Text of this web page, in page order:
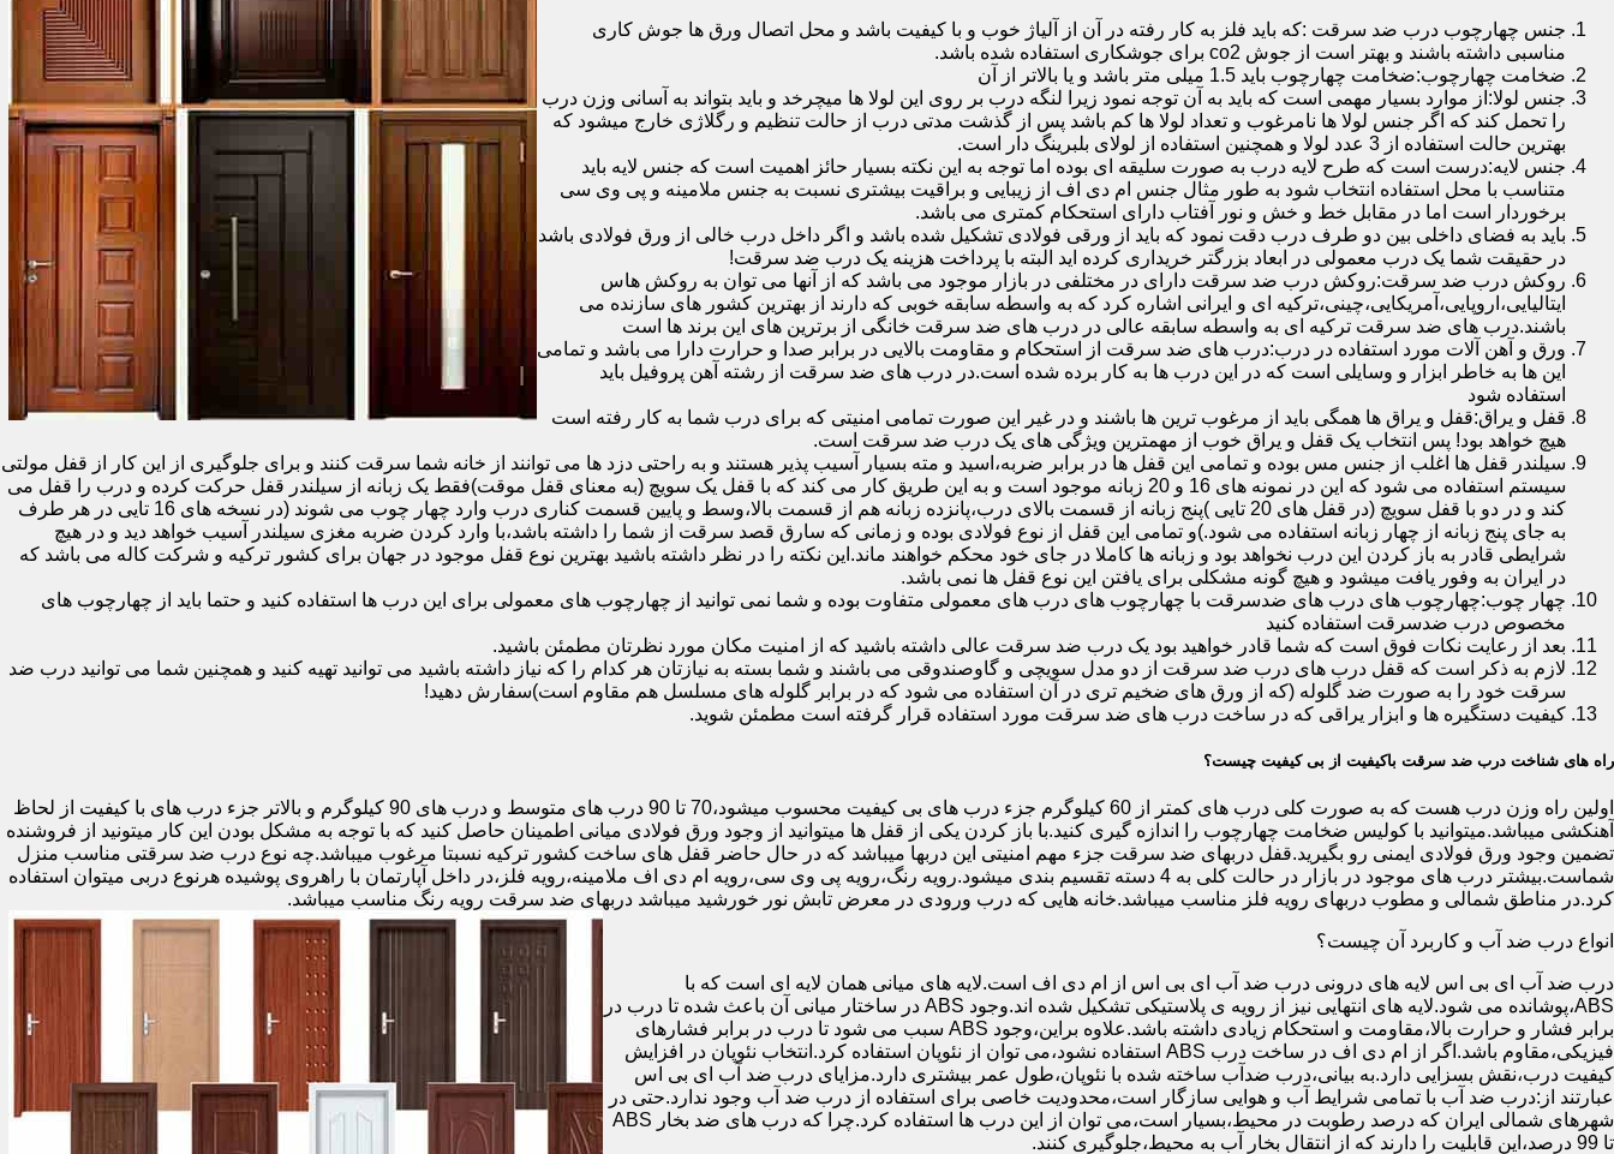
جنس چهارچوب درب ضد سرقت :که باید فلز به کار رفته در آن از آلیاژ خوب و با کیفیت باشد و محل اتصال ورق ها جوش کاری
مناسبی داشته باشند و بهتر است از جوش co2 برای جوشکاری استفاده شده باشد.
ضخامت چهارچوب:ضخامت چهارچوب باید 1.5 میلی متر باشد و یا بالاتر از آن
جنس لولا:از موارد بسیار مهمی است که باید به آن توجه نمود زیرا لنگه درب بر روی این لولا ها میچرخد و باید بتواند به آسانی وزن درب
را تحمل کند که اگر جنس لولا ها نامرغوب و تعداد لولا ها کم باشد پس از گذشت مدتی درب از حالت تنظیم و رگلاژی خارج میشود که
بهترین حالت استفاده از 3 عدد لولا و همچنین استفاده از لولای بلبرینگ دار است.
جنس لایه:درست است که طرح لایه درب به صورت سلیقه ای بوده اما توجه به این نکته بسیار حائز اهمیت است که جنس لایه باید
متناسب با محل استفاده انتخاب شود به طور مثال جنس ام دی اف از زیبایی و براقیت بیشتری نسبت به جنس ملامینه و پی وی سی
برخوردار است اما در مقابل خط و خش و نور آفتاب دارای استحکام کمتری می باشد.
باید به فضای داخلی بین دو طرف درب دقت نمود که باید از ورقی فولادی تشکیل شده باشد و اگر داخل درب خالی از ورق فولادی باشد
در حقیقت شما یک درب معمولی در ابعاد بزرگتر خریداری کرده اید البته با پرداخت هزینه یک درب ضد سرقت!
روکش درب ضد سرقت:روکش درب ضد سرقت دارای در مختلفی در بازار موجود می باشد که از آنها می توان به روکش هاس
ایتالیایی،اروپایی،آمریکایی،چینی،ترکیه ای و ایرانی اشاره کرد که به واسطه سابقه خوبی که دارند از بهترین کشور های سازنده می
باشند.درب های ضد سرقت ترکیه ای به واسطه سابقه عالی در درب های ضد سرقت خانگی از برترین های این برند ها است
ورق و آهن آلات مورد استفاده در درب:درب های ضد سرقت از استحکام و مقاومت بالایی در برابر صدا و حرارت دارا می باشد و تمامی
این ها به خاطر ابزار و وسایلی است که در این درب ها به کار برده شده است.در درب های ضد سرقت از رشته آهن پروفیل باید
استفاده شود
قفل و یراق:قفل و یراق ها همگی باید از مرغوب ترین ها باشند و در غیر این صورت تمامی امنیتی که برای درب شما به کار رفته است
هیچ خواهد بود! پس انتخاب یک قفل و یراق خوب از مهمترین ویژگی های یک درب ضد سرقت است.
سیلندر قفل ها اغلب از جنس مس بوده و تمامی این قفل ها در برابر ضربه،اسید و مته بسیار آسیب پذیر هستند و به راحتی دزد ها می توانند از خانه شما سرقت کنند و برای جلوگیری از این کار از قفل مولتی
سیستم استفاده می شود که این در نمونه های 16 و 20 زبانه موجود است و به این طریق کار می کند که با قفل یک سویچ (به معنای قفل موقت)فقط یک زبانه از سیلندر قفل حرکت کرده و درب را قفل می
کند و در دو با قفل سویچ (در قفل های 20 تایی )پنج زبانه از قسمت بالای درب،پانزده زبانه هم از قسمت بالا،وسط و پایین قسمت کناری درب وارد چهار چوب می شوند (در نسخه های 16 تایی در هر طرف
به جای پنج زبانه از چهار زبانه استفاده می شود.)و تمامی این قفل از نوع فولادی بوده و زمانی که سارق قصد سرقت از شما را داشته باشد،با وارد کردن ضربه مغزی سیلندر آسیب خواهد دید و در هیچ
شرایطی قادر به باز کردن این درب نخواهد بود و زبانه ها کاملا در جای خود محکم خواهند ماند.این نکته را در نظر داشته باشید بهترین نوع قفل موجود در جهان برای کشور ترکیه و شرکت کاله می باشد که
در ایران به وفور یافت میشود و هیچ گونه مشکلی برای یافتن این نوع قفل ها نمی باشد.
چهار چوب:چهارچوب های درب های ضدسرقت با چهارچوب های درب های معمولی متفاوت بوده و شما نمی توانید از چهارچوب های معمولی برای این درب ها استفاده کنید و حتما باید از چهارچوب های
مخصوص درب ضدسرقت استفاده کنید
بعد از رعایت نکات فوق است که شما قادر خواهید بود یک درب ضد سرقت عالی داشته باشید که از امنیت مکان مورد نظرتان مطمئن باشید.
لازم به ذکر است که قفل درب های درب ضد سرقت از دو مدل سویچی و گاوصندوقی می باشند و شما بسته به نیازتان هر کدام را که نیاز داشته باشید می توانید تهیه کنید و همچنین شما می توانید درب ضد
سرقت خود را به صورت ضد گلوله (که از ورق های ضخیم تری در آن استفاده می شود که در برابر گلوله های مسلسل هم مقاوم است)سفارش دهید!
کیفیت دستگیره ها و ابزار یراقی که در ساخت درب های ضد سرقت مورد استفاده قرار گرفته است مطمئن شوید.
راه های شناخت درب ضد سرقت باکیفیت از بی کیفیت چیست؟
اولین راه وزن درب هست که به صورت کلی درب های کمتر از 60 کیلوگرم جزء درب های بی کیفیت محسوب میشود،70 تا 90 درب های متوسط و درب های 90 کیلوگرم و بالاتر جزء درب های با کیفیت از لحاظ
آهنکشی میباشد.میتوانید با کولیس ضخامت چهارچوب را اندازه گیری کنید.با باز کردن یکی از قفل ها میتوانید از وجود ورق فولادی میانی اطمینان حاصل کنید که با توجه به مشکل بودن این کار میتونید از فروشنده
تضمین وجود ورق فولادی ایمنی رو بگیرید.قفل دربهای ضد سرقت جزء مهم امنیتی این دربها میباشد که در حال حاضر قفل های ساخت کشور ترکیه نسبتا مرغوب میباشد.چه نوع درب ضد سرقتی مناسب منزل
شماست.بیشتر درب های موجود در بازار در حالت کلی به 4 دسته تقسیم بندی میشود.رویه رنگ،رویه پی وی سی،رویه ام دی اف ملامینه،رویه فلز،در داخل آپارتمان با راهروی پوشیده هرنوع دربی میتوان استفاده
کرد.در مناطق شمالی و مطوب دربهای رویه فلز مناسب میباشد.خانه هایی که درب ورودی در معرض تابش نور خورشید میباشد دربهای ضد سرقت رویه رنگ مناسب میباشد.
انواع درب ضد آب و کاربرد آن چیست؟
درب ضد آب ای بی اس لایه های درونی درب ضد آب ای بی اس از ام دی اف است.لایه های میانی همان لایه ای است که با
ABS،پوشانده می شود.لایه های انتهایی نیز از رویه ی پلاستیکی تشکیل شده اند.وجود ABS در ساختار میانی آن باعث شده تا درب در
برابر فشار و حرارت بالا،مقاومت و استحکام زیادی داشته باشد.علاوه براین،وجود ABS سبب می شود تا درب در برابر فشارهای
فیزیکی،مقاوم باشد.اگر از ام دی اف در ساخت درب ABS استفاده نشود،می توان از نئوپان استفاده کرد.انتخاب نئوپان در افزایش
کیفیت درب،نقش بسزایی دارد.به بیانی،درب ضدآب ساخته شده با نئوپان،طول عمر بیشتری دارد.مزایای درب ضد آب ای بی اس
عبارتند از:درب ضد آب با تمامی شرایط آب و هوایی سازگار است،محدودیت خاصی برای استفاده از درب ضد آب وجود ندارد.حتی در
شهرهای شمالی ایران که درصد رطوبت در محیط،بسیار است،می توان از این درب ها استفاده کرد.چرا که درب های ضد بخار ABS
تا 99 درصد،این قابلیت را دارند که از انتقال بخار آب به محیط،جلوگیری کنند.